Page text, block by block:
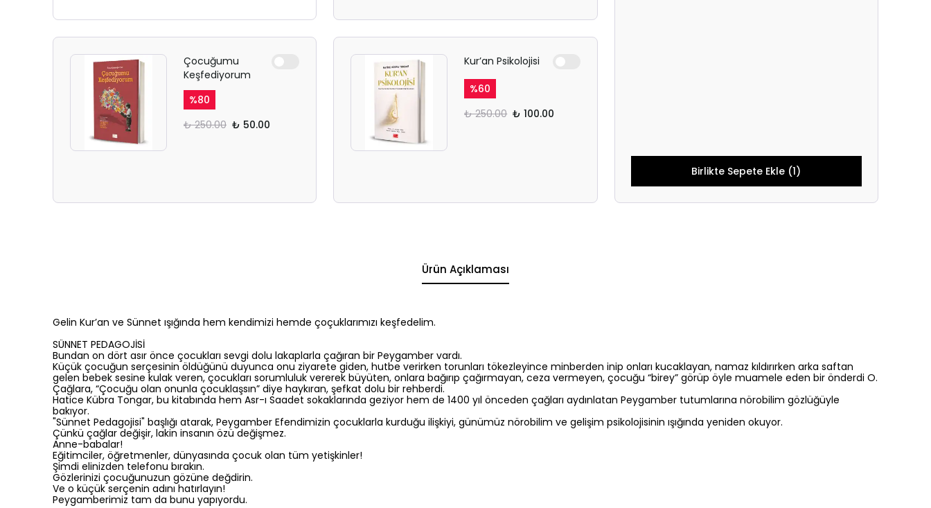
Çocuğumu
Keşfediyorum
%80
₺ 250.00 ₺ 50.00
Kur’an Psikolojisi
%60
₺ 250.00 ₺ 100.00
Birlikte Sepete Ekle (1)
Ürün Açıklaması
Gelin Kur’an ve Sünnet ışığında hem kendimizi hemde çoçuklarımızı keşfedelim.
SÜNNET PEDAGOJİSİ
Bundan on dört asır önce çocukları sevgi dolu lakaplarla çağıran bir Peygamber vardı.
Küçük çocuğun serçesinin öldüğünü duyunca onu ziyarete giden, hutbe verirken torunları tökezleyince minberden inip onları kucaklayan, namaz kıldırırken arka saftan
gelen bebek sesine kulak veren, çocukları sorumluluk vererek büyüten, onlara bağırıp çağırmayan, ceza vermeyen, çocuğu “birey” görüp öyle muamele eden bir önderdi O.
Çağlara, “Çocuğu olan onunla çocuklaşsın” diye haykıran, şefkat dolu bir rehberdi.
Hatice Kübra Tongar, bu kitabında hem Asr-ı Saadet sokaklarında geziyor hem de 1400 yıl önceden çağları aydınlatan Peygamber tutumlarına nörobilim gözlüğüyle
bakıyor.
"Sünnet Pedagojisi" başlığı atarak, Peygamber Efendimizin çocuklarla kurduğu ilişkiyi, günümüz nörobilim ve gelişim psikolojisinin ışığında yeniden okuyor.
Çünkü çağlar değişir, lakin insanın özü değişmez.
Anne-babalar!
Eğitimciler, öğretmenler, dünyasında çocuk olan tüm yetişkinler!
Şimdi elinizden telefonu bırakın.
Gözlerinizi çocuğunuzun gözüne değdirin.
Ve o küçük serçenin adını hatırlayın!
Peygamberimiz tam da bunu yapıyordu.